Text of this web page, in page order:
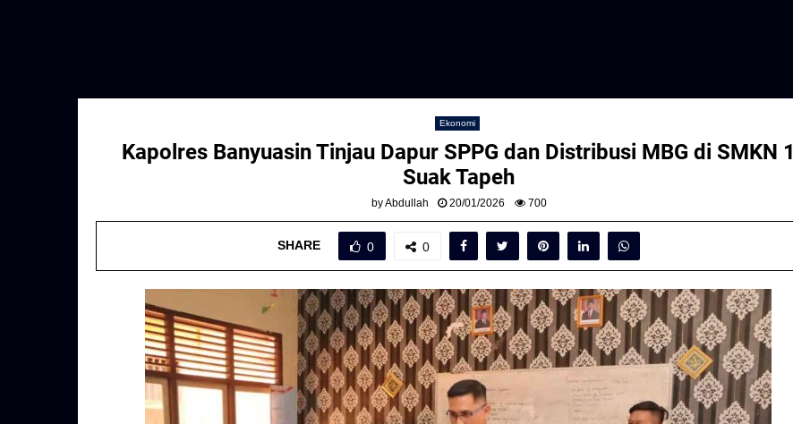
Ekonomi
Kapolres Banyuasin Tinjau Dapur SPPG dan Distribusi MBG di SMKN 1
Suak Tapeh
byAbdullah 20/01/2026 700
SHARE 0 0